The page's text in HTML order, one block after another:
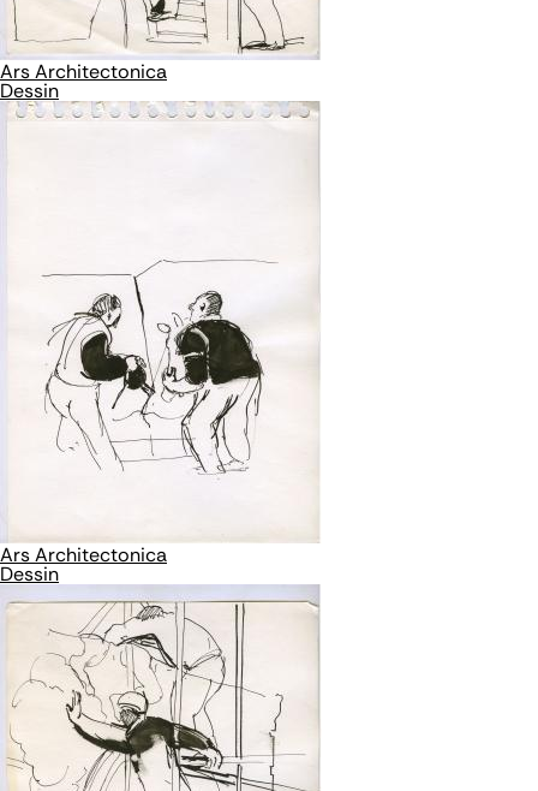
Ars Architectonica
Dessin
Ars Architectonica
Dessin